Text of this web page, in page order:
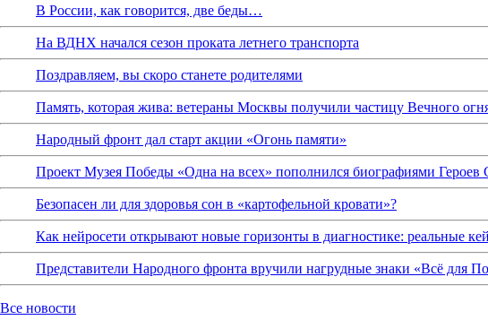
В России, как говорится, две беды…
На ВДНХ начался сезон проката летнего транспорта
Поздравляем, вы скоро станете родителями
Память, которая жива: ветераны Москвы получили частицу Вечного
Народный фронт дал старт акции «Огонь памяти»
Проект Музея Победы «Одна на всех» пополнился биографиями Героев
Безопасен ли для здоровья сон в «картофельной кровати»?
Как нейросети открывают новые горизонты в диагностике: реальные
Представители Народного фронта вручили нагрудные знаки «Всё для
Все новости